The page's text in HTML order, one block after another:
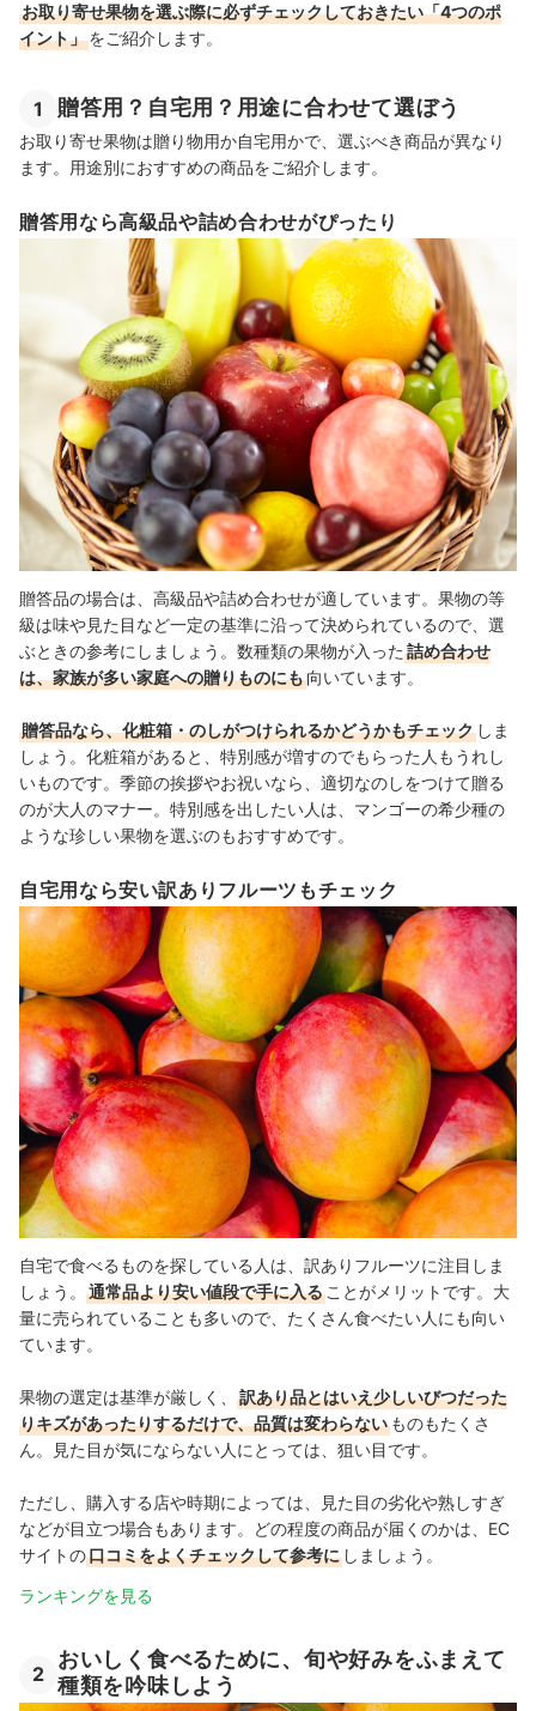
お取り寄せ果物を選ぶ際に必ずチェックしておきたい「4つのポ
イント」をご紹介します。
1 贈答用？自宅用？用途に合わせて選ぼう
お取り寄せ果物は贈り物用か自宅用かで、選ぶべき商品が異なり
ます。用途別におすすめの商品をご紹介します。
贈答用なら高級品や詰め合わせがぴったり
贈答品の場合は、高級品や詰め合わせが適しています。果物の等
級は味や見た目など一定の基準に沿って決められているので、選
ぶときの参考にしましょう。数種類の果物が入った 詰め合わせ
は、家族が多い家庭への贈りものにも向いています。
贈答品なら、化粧箱・のしがつけられるかどうかもチェック しま
しょう。化粧箱があると、特別感が増すのでもらった人もうれし
いものです。季節の挨拶やお祝いなら、適切なのしをつけて贈る
のが大人のマナー。特別感を出したい人は、マンゴーの希少種の
ような珍しい果物を選ぶのもおすすめです。
自宅用なら安い訳ありフルーツもチェック
自宅で食べるものを探している人は、訳ありフルーツに注目しま
しょう。
通常品より安い値段で手に入る ことがメリットです。大
量に売られていることも多いので、たくさん食べたい人にも向い
ています。
果物の選定は基準が厳しく、
訳あり品とはいえ少しいびつだった
りキズがあったりするだけで、品質は変わらない ものもたくさ
ん。見た目が気にならない人にとっては、狙い目です。
ただし、購入する店や時期によっては、見た目の劣化や熟しすぎ
などが目立つ場合もあります。どの程度の商品が届くのかは、EC
サイトの口コミをよくチェックして参考に しましょう。
ランキングを見る
2
おいしく食べるために、旬や好みをふまえて
種類を吟味しよう